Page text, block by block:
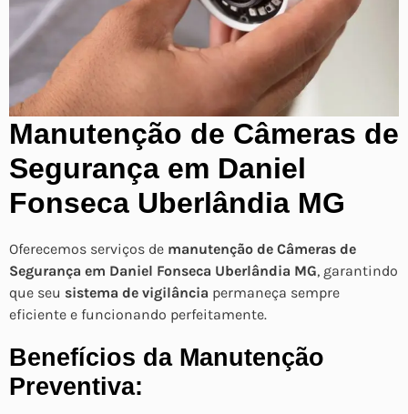
Manutenção de Câmeras de
Segurança em Daniel
Fonseca Uberlândia MG
Oferecemos serviços de manutenção de Câmeras de
Segurança em Daniel Fonseca Uberlândia MG, garantindo
que seu sistema de vigilância permaneça sempre
eficiente e funcionando perfeitamente.
Benefícios da Manutenção
Preventiva: